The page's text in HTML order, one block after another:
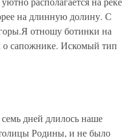
на длинную долину. С
отношу ботинки на
сапожнике. Искомый тип
дней длилось наше
Родины, и не было